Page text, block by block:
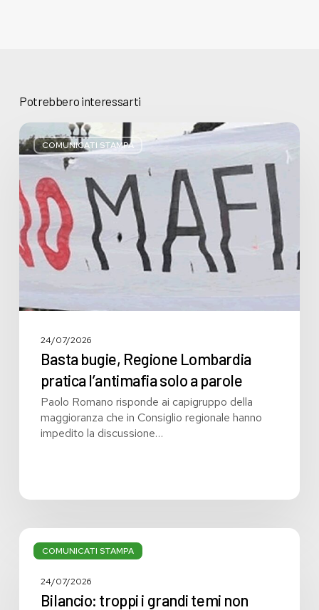
Potrebbero interessarti
COMUNICATI STAMPA
Basta
bugie,
Regione
Lombardia
pratica
l’antimafia
solo
a
parole
24/07/2026
Basta bugie, Regione Lombardia
pratica l’antimafia solo a parole
Paolo Romano risponde ai capigruppo della
maggioranza che in Consiglio regionale hanno
impedito la discussione…
COMUNICATI STAMPA
Bilancio:
troppi
grandi24/07/2026
Bilancio: troppi i grandi temi non